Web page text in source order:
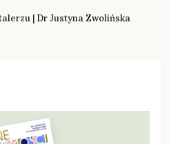
| Dr Justyna Zwolińska